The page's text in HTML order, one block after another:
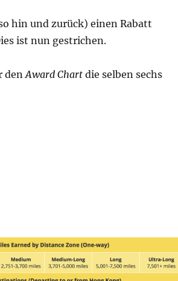
hin und zurück) einen Rabatt
ist nun gestrichen.
denAward Chartdie selben sechs